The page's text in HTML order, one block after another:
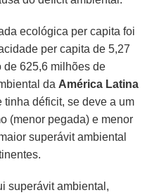
ecológica per capita foi
per capita de 5,27
de 625,6 milhões de
daAmérica Latina
tinha déficit, se deve a um
(menor pegada) e menor
superávit ambiental
superávit ambiental,